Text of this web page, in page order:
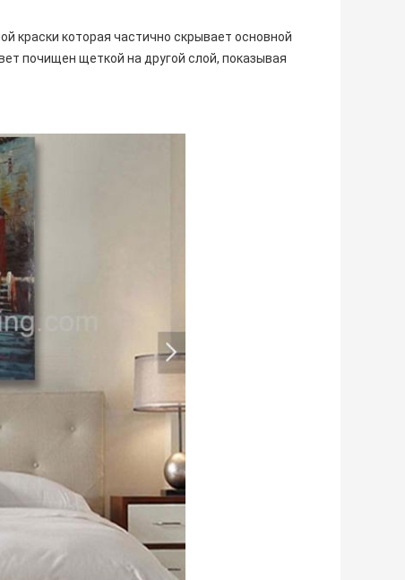
краски которая частично скрывает основной
почищен щеткой на другой слой, показывая